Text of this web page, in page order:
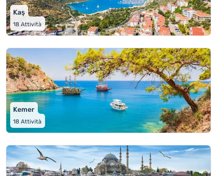
Kaş
18 Attività
Kemer
18 Attività